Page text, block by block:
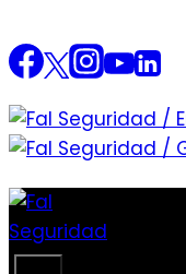
Saltar
al
contenido